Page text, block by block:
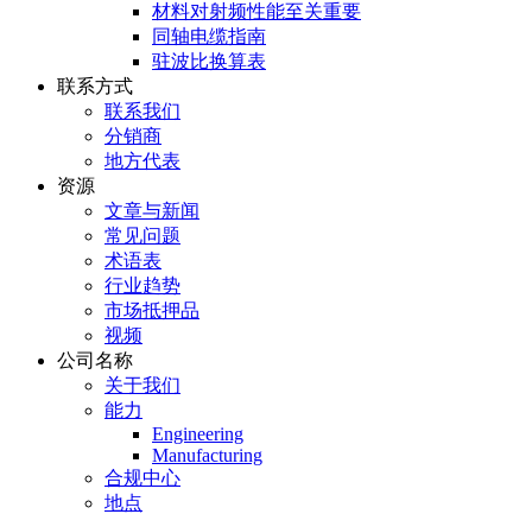
材料对射频性能至关重要
同轴电缆指南
驻波比换算表
联系方式
联系我们
分销商
地方代表
资源
文章与新闻
常见问题
术语表
行业趋势
市场抵押品
视频
公司名称
关于我们
能力
Engineering
Manufacturing
合规中心
地点